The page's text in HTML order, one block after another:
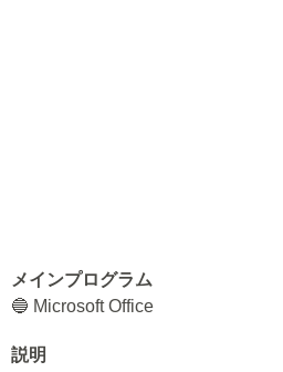
メインプログラム
🔵 Microsoft Office
説明